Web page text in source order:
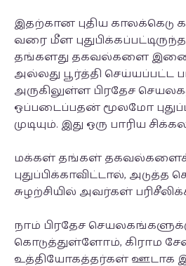
இதற்கான புதிய காலக்கெடு
வரை மீள
தங்களது தகவல்களை
அல்லது பூர்த்தி
அருகிலுள்ள பிரதேச
ஒப்படைப்பதன் மூலமோ
முடியும். இது ஒரு பாரிய
மக்கள் தங்கள் தகவல்களைச்
புதுப்பிக்காவிட்டால், அடுத்த
சுழற்சியில் அவர்கள்
நாம் பிரதேச
கொடுத்துள்ளோம், கிராம
உத்தியோகத்தர்கள் ஊடாக